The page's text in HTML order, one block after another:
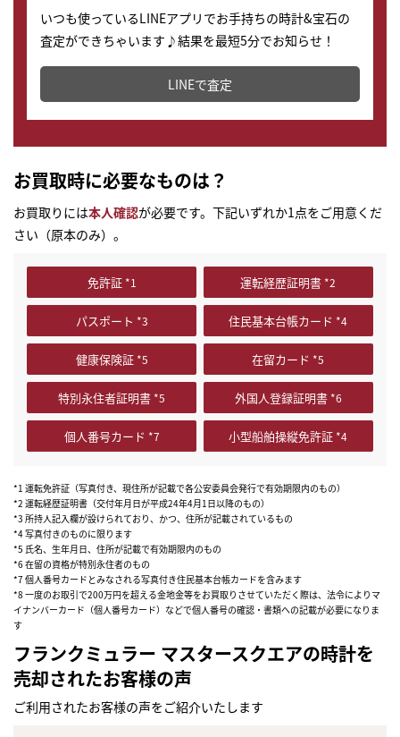
いつも使っているLINEアプリでお手持ちの時計&宝石の
査定ができちゃいます♪結果を最短5分でお知らせ！
どこからでもすぐに査定金額を知ることが出来ます。
LINEで査定
お買取時に必要なものは？
お買取りには本人確認が必要です。下記いずれか1点をご用意くだ
さい（原本のみ）。
免許証 運転経歴証明書
パスポート 住民基本台帳カード
健康保険証 在留カード
特別永住者証明書 外国人登録証明書
個人番号カード 小型船舶操縦免許証
*1 運転免許証（写真付き、現住所が記載で各公安委員会発行で有効期限内のもの）
*2 運転経歴証明書（交付年月日が平成24年4月1日以降のもの）
*3 所持人記入欄が設けられており、かつ、住所が記載されているもの
*4 写真付きのものに限ります
*5 氏名、生年月日、住所が記載で有効期限内のもの
*6 在留の資格が特別永住者のもの
*7 個人番号カードとみなされる写真付き住民基本台帳カードを含みます
*8 一度のお取引で200万円を超える金地金等をお買取りさせていただく際は、法令によりマ
イナンバーカード（個人番号カード）などで個人番号の確認・書類への記載が必要になりま
す
フランクミュラー マスタースクエアの時計を
売却されたお客様の声
ご利用されたお客様の声をご紹介いたします